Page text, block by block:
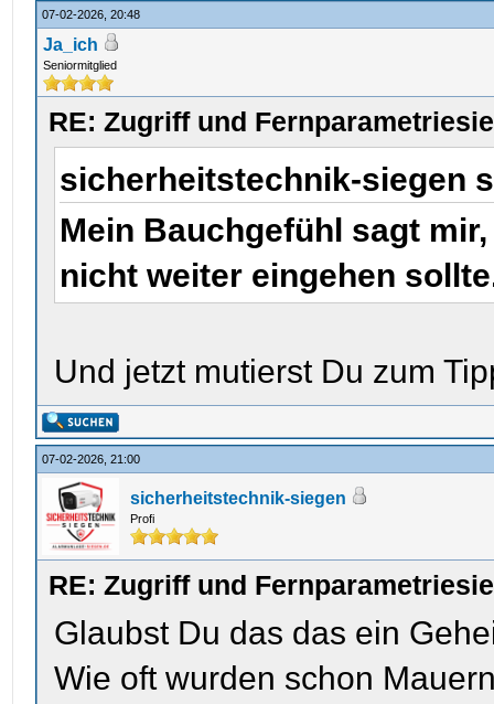
07-02-2026, 20:48
Ja_ich
Seniormitglied
RE: Zugriff und
sicherheitstechnik-siegen
Mein Bauchgefühl sagt
nicht weiter eingehen
Und jetzt mutierst Du zum
07-02-2026, 21:00
sicherheitstechnik-siegen
Profi
RE: Zugriff und
Glaubst Du das das ein
Wie oft wurden schon